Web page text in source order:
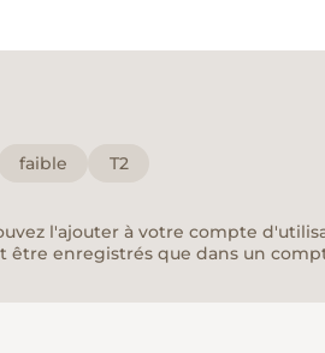
faible T2
l'ajouter à votre compte
être enregistrés que dans un